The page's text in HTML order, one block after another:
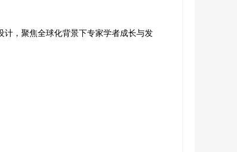
计，聚焦全球化背景下专家学者成长与发